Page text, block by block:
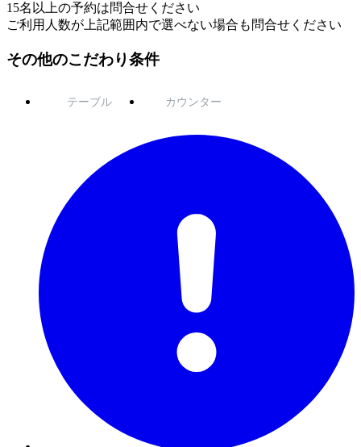
15名以上の予約は問合せください
ご利用人数が上記範囲内で選べない場合も問合せください
その他のこだわり条件
テーブル カウンター